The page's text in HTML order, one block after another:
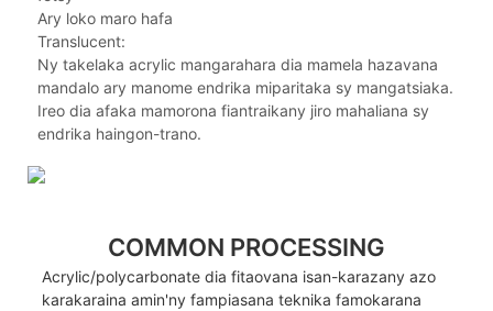
Ary loko maro hafa
Translucent:
Ny takelaka acrylic mangarahara dia mamela hazavana
mandalo ary manome endrika miparitaka sy mangatsiaka.
Ireo dia afaka mamorona fiantraikany jiro mahaliana sy
endrika haingon-trano.
COMMON PROCESSING
Acrylic/polycarbonate dia fitaovana isan-karazany azo
karakaraina amin'ny fampiasana teknika famokarana